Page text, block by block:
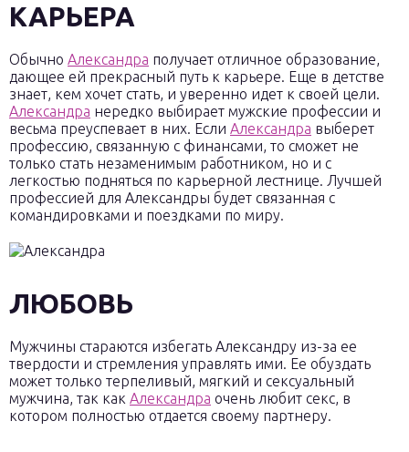
КАРЬЕРА
Обычно Александра получает отличное образование,
дающее ей прекрасный путь к карьере. Еще в детстве
знает, кем хочет стать, и уверенно идет к своей цели.
Александра нередко выбирает мужские профессии и
весьма преуспевает в них. Если Александра выберет
профессию, связанную с финансами, то сможет не
только стать незаменимым работником, но и с
легкостью подняться по карьерной лестнице. Лучшей
профессией для Александры будет связанная с
командировками и поездками по миру.
ЛЮБОВЬ
Мужчины стараются избегать Александру из-за ее
твердости и стремления управлять ими. Ее обуздать
может только терпеливый, мягкий и сексуальный
мужчина, так как Александра очень любит секс, в
котором полностью отдается своему партнеру.